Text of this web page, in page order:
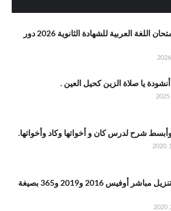
إجابة امتحان اللغة العربية للشهادة الثانوية 2026 دور
يا صلاة الزين كحيل العين .
شرح لدرس كان و أخواتها وكاد وأخواتها.
روابط تنزيل مباشر أوفيس 2016 و2019 و365 بصيغة